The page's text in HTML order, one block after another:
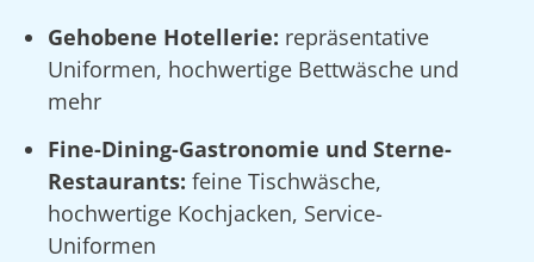
Gehobene Hotellerie: repräsentative
Uniformen, hochwertige Bettwäsche und
mehr
Fine-Dining-Gastronomie und Sterne-
Restaurants: feine Tischwäsche,
hochwertige Kochjacken, Service-
Uniformen